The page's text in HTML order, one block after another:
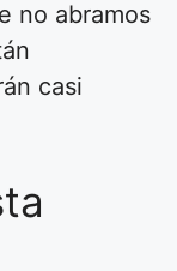
no abramos
casi